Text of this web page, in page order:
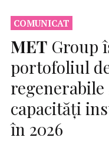
COMUNICAT
MET Group
portofoliul
capacități
în 2026